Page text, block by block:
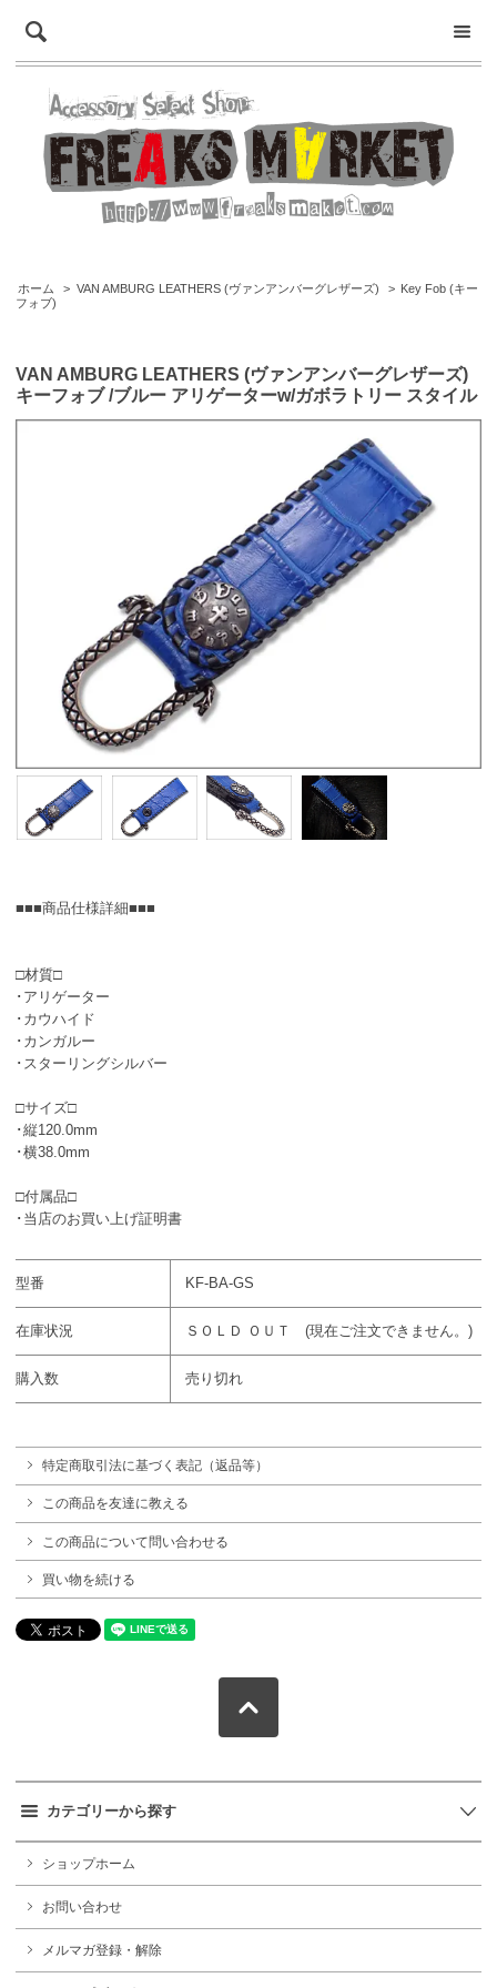
ホーム > VAN AMBURG LEATHERS (ヴァンアンバーグレザーズ) > Key Fob (キー
フォブ)
VAN AMBURG LEATHERS (ヴァンアンバーグレザーズ)
キーフォブ /ブルー アリゲーターw/ガボラトリー スタイル
■■■商品仕様詳細■■■
□材質□
･アリゲーター
･カウハイド
･カンガルー
･スターリングシルバー
□サイズ□
･縦120.0mm
･横38.0mm
□付属品□
･当店のお買い上げ証明書
型番 KF-BA-GS
在庫状況 ＳＯＬＤ ＯＵＴ (現在ご注文できません。)
購入数 売り切れ
特定商取引法に基づく表記（返品等）
この商品を友達に教える
この商品について問い合わせる
買い物を続ける
カテゴリーから探す
ショップホーム
お問い合わせ
メルマガ登録・解除